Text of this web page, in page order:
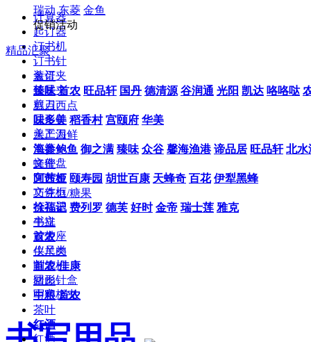
瑞动 东菱 金鱼
促销活动
精品汇聚
禽蛋
臻味 首农 旺品轩 国丹 德清源 谷润通 光阳 凯达 咯咯哒
糕点西点
味多美 稻香村 宫颐府 华美
水产海鲜
海参鲍鱼 御之满 臻味 众谷 馨海渔港 谛品居 旺品轩 北水
蜂蜜
阿茜娅 颐寿园 胡世百康 天蜂奇 百花 伊犁黑蜂
巧克力/糖果
徐福记 费列罗 德芙 好时 金帝 瑞士莲 雅克
牛排
首农
牛羊肉
首农 佳康
猪肉
中粮 首农
茶叶
红酒
红酒
计算器
起订器
订书机
订书针
装订夹
长尾夹
剪刀
回形针
美工刀
笔筒
文件盘
文件柜
文件框
打孔器
书立
胶带座
仪尺类
削笔机
回形针盒
写字板夹